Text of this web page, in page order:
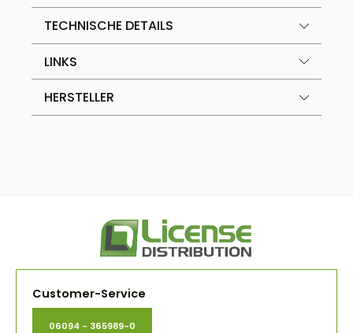
TECHNISCHE DETAILS
LINKS
HERSTELLER
Customer-Service
06094 - 365989-0